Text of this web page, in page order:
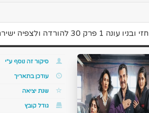
חזי ובניו עונה 1 פרק 30 להורדה ולצפיה ישירה
סיקור זה נוסף ע"י
עודכן בתאריך
שנת יציאה
גודל קובץ